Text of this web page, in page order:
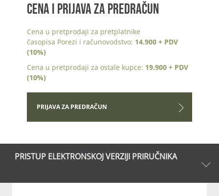
CENA I PRIJAVA ZA PREDRAČUN
Cena u pretprodaji za pretplatnike
časopisa Porezi i računovodstvo: 14.900 + PDV
(10%)
Cena u pretprodaji za ostale kupce: 19.900 + PDV
(10%)
PRIJAVA ZA PREDRAČUN
PRISTUP ELEKTRONSKOJ VERZIJI PRIRUČNIKA